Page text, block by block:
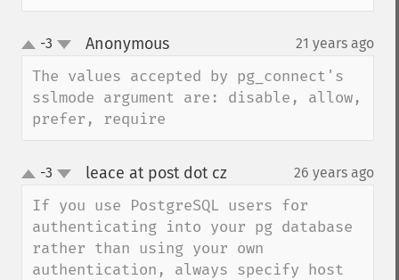
up-3 Anonymous¶ 21 years ago
The values accepted by pg_connect's
sslmode argument are: disable, allow,
prefer, require
up-3 leace at post dot cz¶ 26 years ago
If you use PostgreSQL users for
authenticating into your pg database
rather than using your own
authentication, always specify host